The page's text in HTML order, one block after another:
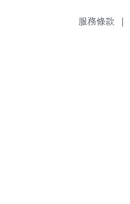
服務條款 |